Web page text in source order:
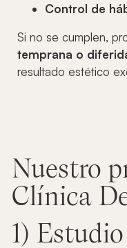
Control de
Si no se cumplen,
temprana o
resultado estético
Nuestro
Clínica
1)